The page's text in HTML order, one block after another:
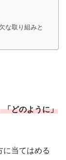
な取り組みと
「どのように」
に当てはめる